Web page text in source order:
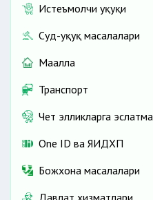
Истеъмолчи ҳуқуқи
Суд-ҳуқуқ масалалари
Маҳалла
Транспорт
Чет элликларга эслатма
One ID ва ЯИДХП
Божхона масалалари
Давлат хизматлари